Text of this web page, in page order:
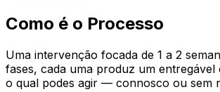
Como é o Processo
Uma intervenção focada de 1 a 2
fases, cada uma produz um
o qual podes agir — connosco ou sem